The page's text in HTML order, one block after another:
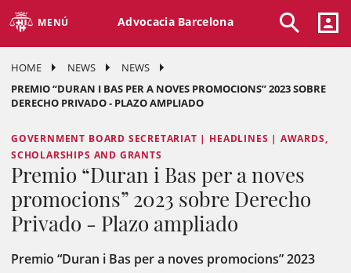
MENÚ Advocacia Barcelona
HOME NEWS
NEWS
PREMIO “DURAN I BAS PER A NOVES PROMOCIONS” 2023 SOBRE
DERECHO PRIVADO - PLAZO AMPLIADO
GOVERNMENT BOARD SECRETARIAT | HEADLINES | AWARDS,
SCHOLARSHIPS AND GRANTS
Premio “Duran i Bas per a noves
promocions” 2023 sobre Derecho
Privado - Plazo ampliado
Premio “Duran i Bas per a noves promocions” 2023